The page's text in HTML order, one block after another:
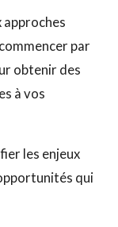
approches
par
obtenir des
à vos
les enjeux
qui